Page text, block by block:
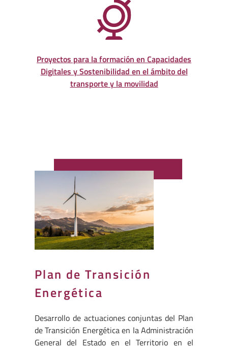
Proyectos para la formación en Capacidades
Digitales y Sostenibilidad en el ámbito del
transporte y la movilidad
Plan de Transición
Energética
Desarrollo de actuaciones conjuntas del Plan
de Transición Energética en la Administración
General del Estado en el Territorio en el